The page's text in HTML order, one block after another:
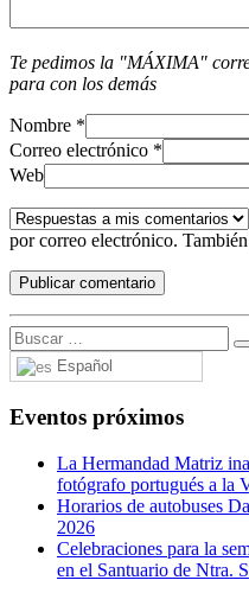
Te pedimos la "MÁXIMA"
para con los demás
Nombre *
Correo electrónico *
Web
por correo electrónico.
Español
Eventos próximos
La Hermandad Matriz
fotógrafo portugués a la
Horarios de autobuses
2026
Celebraciones para la
en el Santuario de Ntra.